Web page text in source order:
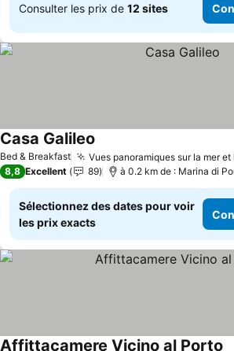
Consulter les prix de 12 sites
Bed & Breakfast Vues panoramiques sur la mer
Casa Galileo
8,8 Excellent 89 à 0.2 km de : Marina di
Sélectionnez des dates pour voir
les prix exacts
Affittacamere Vicino al Porto